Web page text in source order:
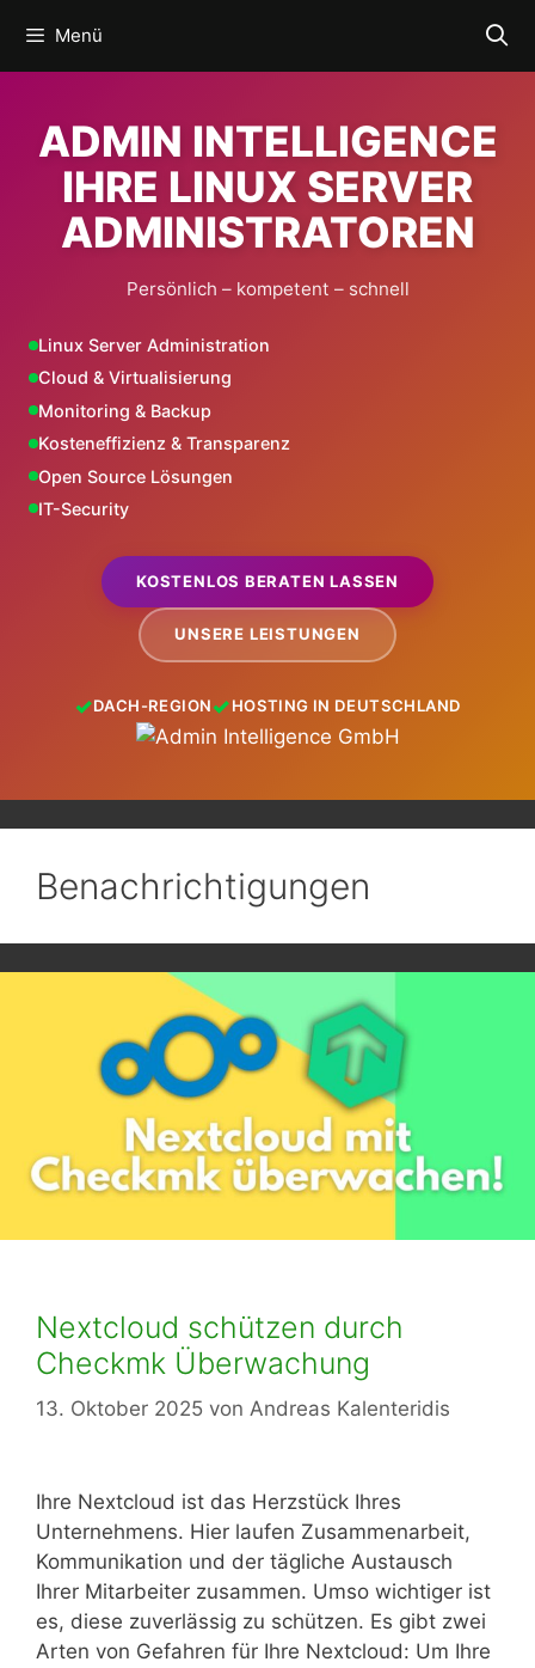
Inhalt
springen
Menü
ADMIN INTELLIGENCE
IHRE LINUX SERVER
ADMINISTRATOREN
Persönlich – kompetent – schnell
Linux Server Administration
Cloud & Virtualisierung
Monitoring & Backup
Kosteneffizienz & Transparenz
Open Source Lösungen
IT-Security
KOSTENLOS BERATEN LASSEN
UNSERE LEISTUNGEN
DACH-REGION HOSTING IN DEUTSCHLAND
Benachrichtigungen
Nextcloud schützen durch
Checkmk Überwachung
13. Oktober 2025 von Andreas Kalenteridis
Ihre Nextcloud ist das Herzstück Ihres
Unternehmens. Hier laufen Zusammenarbeit,
Kommunikation und der tägliche Austausch
Ihrer Mitarbeiter zusammen. Umso wichtiger ist
es, diese zuverlässig zu schützen. Es gibt zwei
Arten von Gefahren für Ihre Nextcloud: Um Ihre